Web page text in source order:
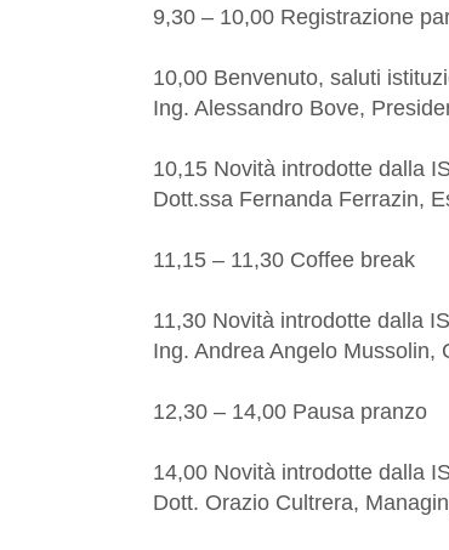
9,30 – 10,00 Registrazione
10,00 Benvenuto, saluti
Ing. Alessandro Bove,
10,15 Novità introdotte dalla
Dott.ssa Fernanda Ferrazin,
11,15 – 11,30 Coffee break
11,30 Novità introdotte dalla
Ing. Andrea Angelo Mussolin,
12,30 – 14,00 Pausa pranzo
14,00 Novità introdotte dalla
Dott. Orazio Cultrera,